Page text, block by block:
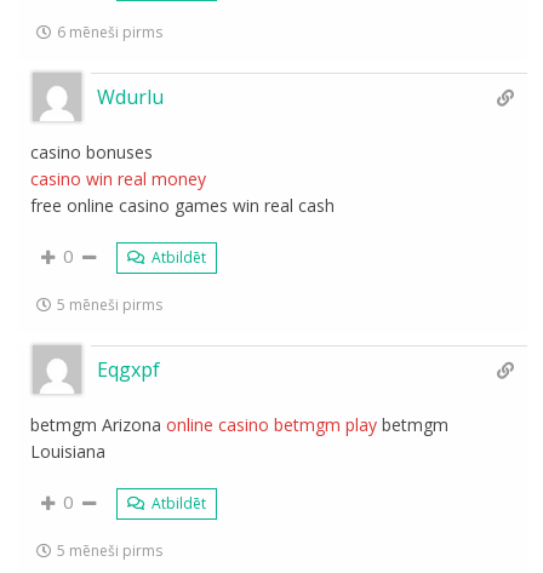
6 mēneši pirms
Wdurlu
casino bonuses
casino win real money
free online casino games win real cash
0 Atbildēt
5 mēneši pirms
Eqgxpf
betmgm Arizonaonline casino betmgm play betmgm
Louisiana
0 Atbildēt
5 mēneši pirms